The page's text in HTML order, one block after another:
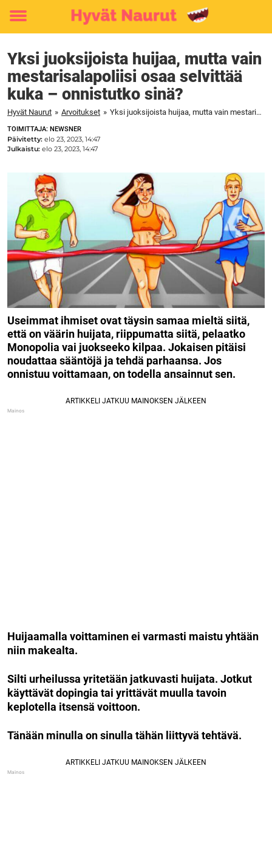
Toggle
Yksi juoksijoista huijaa, mutta vain
mestarisalapoliisi osaa selvittää
kuka – onnistutko sinä?
Hyvät Naurut » Arvoitukset » Yksi juoksijoista huijaa, mutta vain mestarisalapoliisi osaa selvittää kuka – onnistutko sinä?
TOIMITTAJA: NEWSNER
Päivitetty: elo 23, 2023, 14:47
Julkaistu: elo 23, 2023, 14:47
Useimmat ihmiset ovat täysin samaa mieltä siitä,
että on väärin huijata, riippumatta siitä, pelaatko
Monopolia vai juokseeko kilpaa. Jokaisen pitäisi
noudattaa sääntöjä ja tehdä parhaansa. Jos
onnistuu voittamaan, on todella ansainnut sen.
Huijaamalla voittaminen ei varmasti maistu yhtään
niin makealta.
Silti urheilussa yritetään jatkuvasti huijata. Jotkut
käyttävät dopingia tai yrittävät muulla tavoin
keplotella itsensä voittoon.
Tänään minulla on sinulla tähän liittyvä tehtävä.